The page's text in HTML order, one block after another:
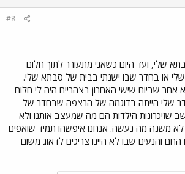
#8
שלי, ועד היום כשאני מתעורר לתוך חלום
או בחדר שבו ישנתי בבית של סבתא שלי.
אחר שביום שישי האחרון בצהריים היה לי חלום
שלי הייתה בדוגמה של הרצפה שבחדר של
שזיכרונות הילדות הם מה שמעצב אותנו ולא
לא משנה מה נעשה. אנחנו איפשהו תמיד שואפים
והנעים שבו לא היינו צריכים לדאוג משום